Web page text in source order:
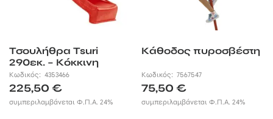
Τσουλήθρα Tsuri
290εκ. – Κόκκινη
Κωδικός: 4353466
225,50 €
συμπεριλαμβάνεται Φ.Π.Α. 24%
Κάθοδος πυροσβέστη
Κωδικός:7567547
75,50€
συμπεριλαμβάνεται Φ.Π.Α. 24%